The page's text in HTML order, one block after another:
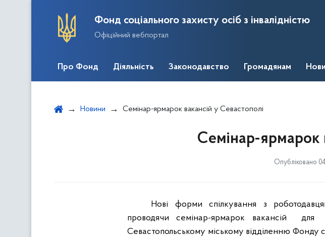
Фонд соціального захисту осіб з інвалідністю
Офіційний вебпортал
Про Фонд Діяльність Законодавство Громадянам
Новини Семінар-ярмарок вакансій у Севастополі
Семінар-ярмарок
Опубліковано
Нові форми спілкування з
проводячи семінар-ярмарок вакансій
для
Севастопольському міському відділенню Фонду